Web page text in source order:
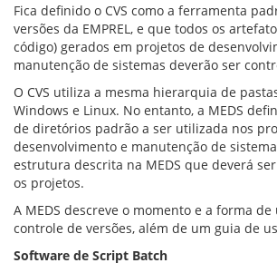
Fica definido o CVS como a ferramenta
versões da EMPREL, e que todos os
código) gerados em projetos de
manutenção de sistemas deverão ser
O CVS utiliza a mesma hierarquia de
Windows e Linux. No entanto, a MEDS
de diretórios padrão a ser utilizada nos
desenvolvimento e manutenção de
estrutura descrita na MEDS que deverá
os projetos.
A MEDS descreve o momento e a forma
controle de versões, além de um guia de
Software de Script Batch